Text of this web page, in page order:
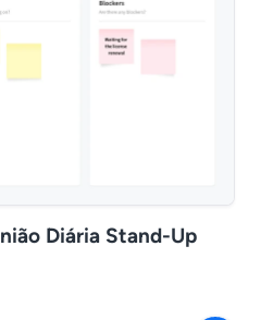
Diária Stand-Up